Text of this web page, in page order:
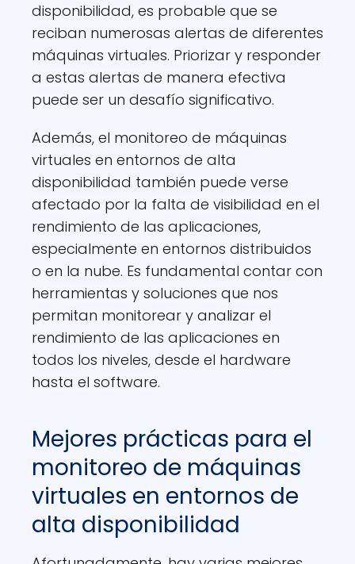
disponibilidad, es probable que se
reciban numerosas alertas de diferentes
máquinas virtuales. Priorizar y responder
a estas alertas de manera efectiva
puede ser un desafío significativo.
Además, el monitoreo de máquinas
virtuales en entornos de alta
disponibilidad también puede verse
afectado por la falta de visibilidad en el
rendimiento de las aplicaciones,
especialmente en entornos distribuidos
o en la nube. Es fundamental contar con
herramientas y soluciones que nos
permitan monitorear y analizar el
rendimiento de las aplicaciones en
todos los niveles, desde el hardware
hasta el software.
Mejores prácticas para el
monitoreo de máquinas
virtuales en entornos de
alta disponibilidad